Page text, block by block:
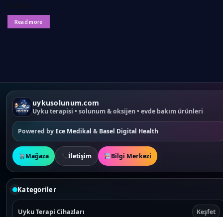
Read more
uykusolunum.com
Uyku terapisi • solunum & oksijen • evde bakım ürünleri
Powered by Ece Medikal & Basel Digital Health
Mağaza İletişim Bilgi Merkezi
Kategoriler
Uyku Terapi Cihazları Keşfet